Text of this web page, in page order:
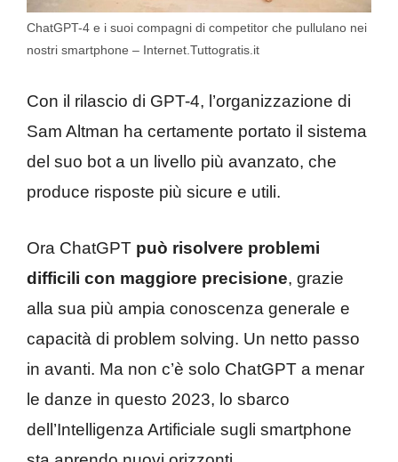
ChatGPT-4 e i suoi compagni di competitor che pullulano nei
nostri smartphone – Internet.Tuttogratis.it
Con il rilascio di GPT-4, l’organizzazione di
Sam Altman ha certamente portato il sistema
del suo bot a un livello più avanzato, che
produce risposte più sicure e utili.
Ora ChatGPT può risolvere problemi
difficili con maggiore precisione, grazie
alla sua più ampia conoscenza generale e
capacità di problem solving. Un netto passo
in avanti. Ma non c’è solo ChatGPT a menar
le danze in questo 2023, lo sbarco
dell’Intelligenza Artificiale sugli smartphone